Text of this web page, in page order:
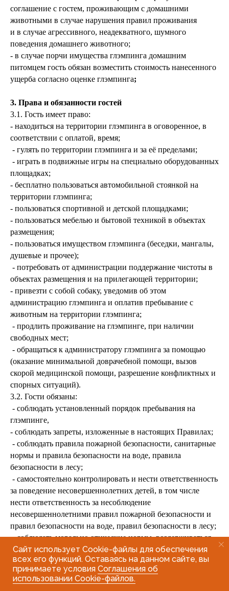
соглашение с гостем, проживающим с домашними
животными в случае нарушения правил проживания
и в случае агрессивного, неадекватного, шумного
поведения домашнего животного;
- в случае порчи имущества глэмпинга домашним
питомцем гость обязан возместить стоимость нанесенного
ущерба согласно оценке глэмпинга;
3. Права и обязанности гостей
3.1. Гость имеет право:
- находиться на территории глэмпинга в оговоренное, в
соответствии с оплатой, время;
- гулять по территории глэмпинга и за её пределами;
- играть в подвижные игры на специально оборудованных
площадках;
- бесплатно пользоваться автомобильной стоянкой на
территории глэмпинга;
- пользоваться спортивной и детской площадками;
- пользоваться мебелью и бытовой техникой в объектах
размещения;
- пользоваться имуществом глэмпинга (беседки, мангалы,
душевые и прочее);
- потребовать от администрации поддержание чистоты в
объектах размещения и на прилегающей территории;
- привезти с собой собаку, уведомив об этом
администрацию глэмпинга и оплатив пребывание с
животным на территории глэмпинга;
- продлить проживание на глэмпинге, при наличии
свободных мест;
- обращаться к администратору глэмпинга за помощью
(оказание минимальной доврачебной помощи, вызов
скорой медицинской помощи, разрешение конфликтных и
спорных ситуаций).
3.2. Гости обязаны:
- соблюдать установленный порядок пребывания на
глэмпинге,
- соблюдать запреты, изложенные в настоящих Правилах;
- соблюдать правила пожарной безопасности, санитарные
нормы и правила безопасности на воде, правила
безопасности в лесу;
- самостоятельно контролировать и нести ответственность
за поведение несовершеннолетних детей, в том числе
нести ответственность за несоблюдение
несовершеннолетними правил пожарной безопасности и
правил безопасности на воде, правил безопасности в лесу;
- соблюдать морально-этические нормы, воздерживаться
от употребления алкоголя и нецензурных выражений;
- соблюдать чистоту;
- уважать право других гостей на отдых, быть вежливыми
и корректными, не оскорблять действиями и словами
Сайт использует Cookie-файлы для обеспечения
всех его функций. Оставаясь на данном сайте, вы
принимаете условия Соглашения об
использовании Cookie-файлов.